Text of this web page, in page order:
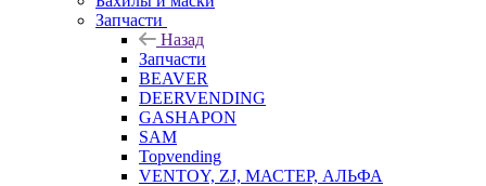
Запчасти
Назад
Запчасти
BEAVER
DEERVENDING
GASHAPON
SAM
Topvending
VENTOY, ZJ, МАСТЕР, АЛЬФА